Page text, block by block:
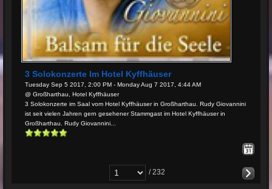
3 Solokonzerte Im Hotel Kyffhäuser
Tuesday Sep 5 2017, 2:00 PM - Monday Aug 7 2017, 4:44 AM
@ Großharthau, Hotel Kyffhäuser
3 Solokonzerte im Saal vom Hotel Kyffhäuser in Großharthau. Rudy Giovannini
ist seit vielen Jahren gern gesehener Stammgast im Hotel Kyffhäuser in
Großharthau. Rudy Giovannini...
/ 232